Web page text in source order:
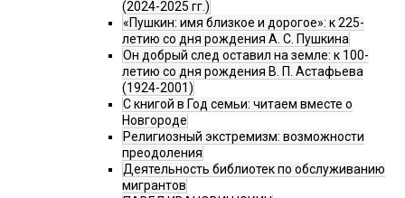
(2024-2025 гг.)
«Пушкин: имя близкое и дорогое»: к 225-
летию со дня рождения А. С. Пушкина
Он добрый след оставил на земле: к 100-
летию со дня рождения В. П. Астафьева
(1924-2001)
С книгой в Год семьи: читаем вместе о
Новгороде
Религиозный экстремизм: возможности
преодоления
Деятельность библиотек по обслуживанию
мигрантов